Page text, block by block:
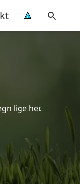
lige her.